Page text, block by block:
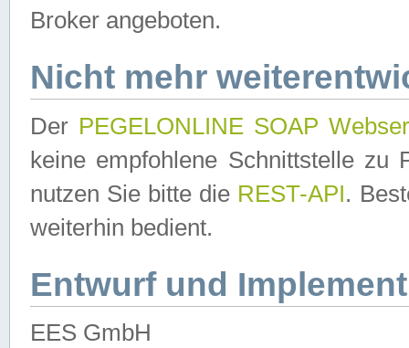
Broker angeboten.
Nicht mehr
Der PEGELONLINE SOAP
keine empfohlene Schnittstelle zu
nutzen Sie bitte die REST-API.
weiterhin bedient.
Entwurf und
EES GmbH